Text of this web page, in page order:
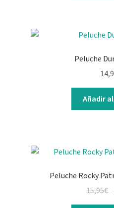
Peluche
Añadir
Peluche Rocky
15,95€